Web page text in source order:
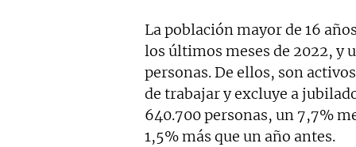
La población mayor de 16
los últimos meses de 2022, y
personas. De ellos, son
de trabajar y excluye a
640.700 personas, un 7,7%
1,5% más que un año antes.